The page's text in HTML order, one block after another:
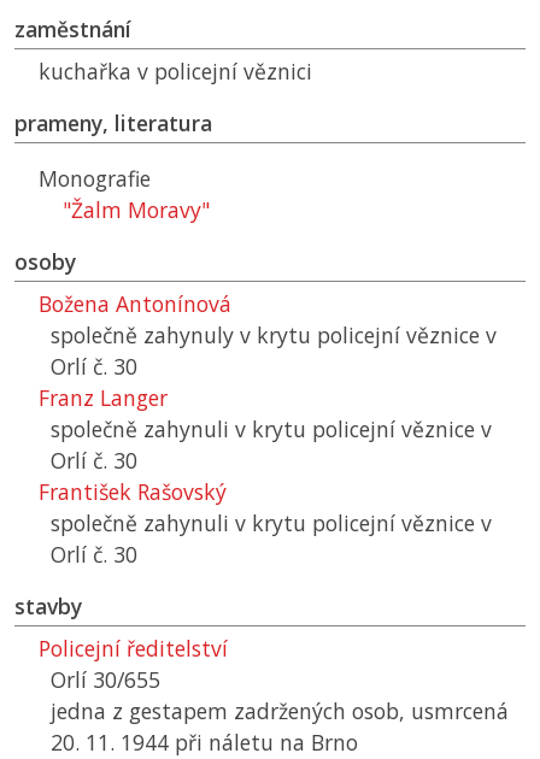
zaměstnání
kuchařka v policejní věznici
prameny, literatura
Monografie
"Žalm Moravy"
osoby
Božena Antonínová
společně zahynuly v krytu policejní věznice v
Orlí č. 30
Franz Langer
společně zahynuli v krytu policejní věznice v
Orlí č. 30
František Rašovský
společně zahynuli v krytu policejní věznice v
Orlí č. 30
stavby
Policejní ředitelství
Orlí 30/655
jedna z gestapem zadržených osob, usmrcená
20. 11. 1944 při náletu na Brno